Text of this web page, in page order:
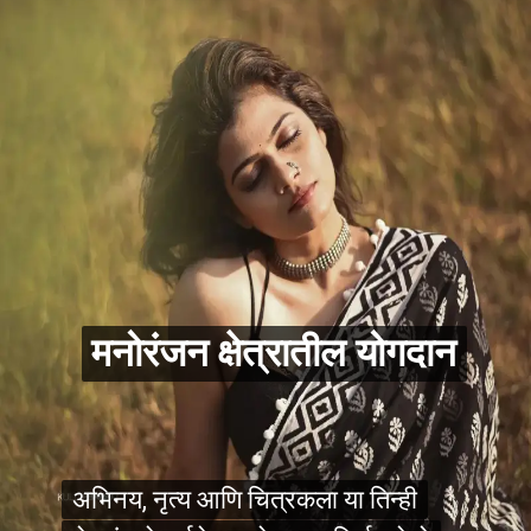
अभिनय, नृत्य आणि चित्रकला या तिन्ही
अभिनय, नृत्य आणि चित्रकला या तिन्ही
मनोरंजन क्षेत्रातील योगदान
मनोरंजन क्षेत्रातील योगदान